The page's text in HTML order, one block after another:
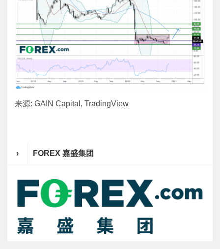
来源: GAIN Capital, TradingView
› FOREX 嘉盛集团